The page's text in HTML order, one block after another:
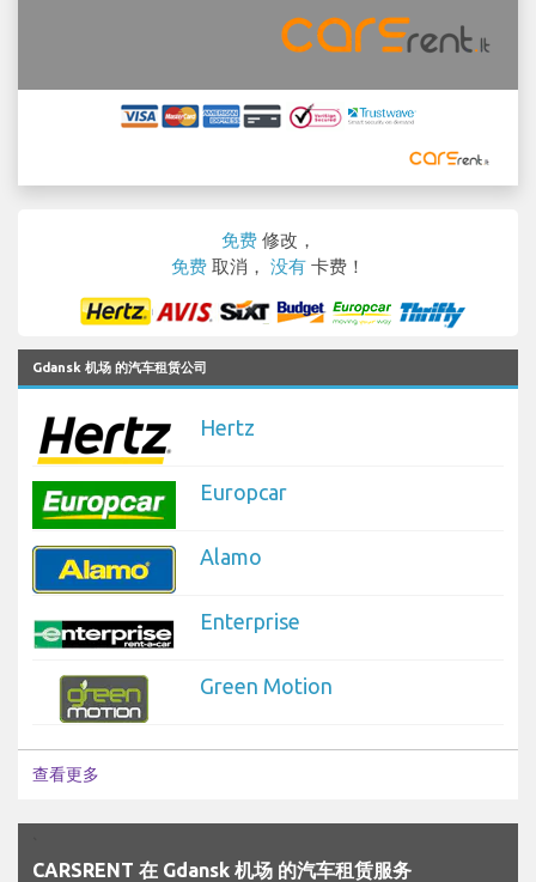
免费 修改，
免费 取消， 没有 卡费！
Gdansk 机场 的汽车租赁公司
Hertz
Europcar
Alamo
Enterprise
Green Motion
查看更多
CARSRENT 在 Gdansk 机场 的汽车租赁服务